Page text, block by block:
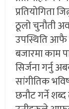
प्रतियोगिता
ठूलो चुनौती
उपस्थिति आफै
बजारमा काम
सिर्जना गर्नु
सांगीतिक
छनौट गर्ने